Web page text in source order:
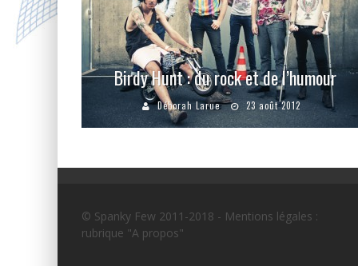
Birdy Hunt : du rock et de l’humour
Déborah Larue 23 août 2012
© Spanky Few 2011-2018 - Mentions légales :
rubrique "A propos"